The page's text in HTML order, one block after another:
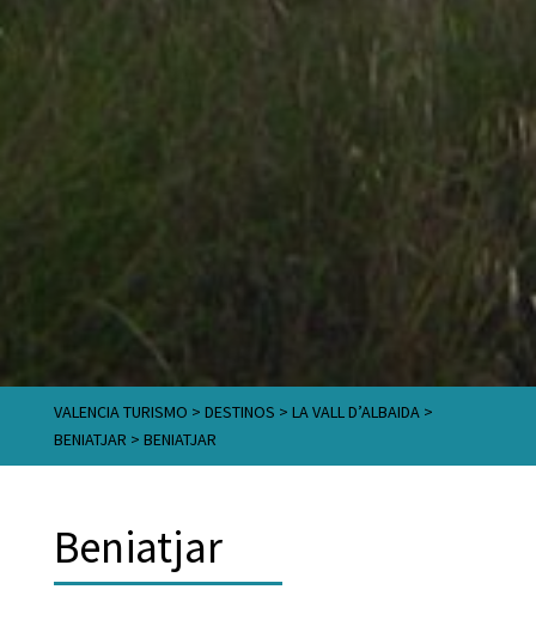
VALENCIA TURISMO > DESTINOS > LA VALL D’ALBAIDA>
BENIATJAR > BENIATJAR
Beniatjar